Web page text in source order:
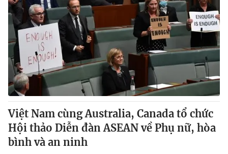
Việt Nam cùng Australia, Canada tổ chức
Hội thảo Diễn đàn ASEAN về Phụ nữ, hòa
bình và an ninh